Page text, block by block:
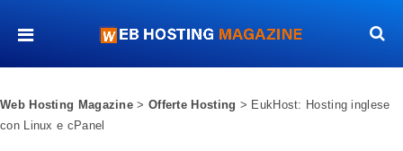
Web Hosting Magazine > Offerte Hosting > EukHost: Hosting inglese
con Linux e cPanel